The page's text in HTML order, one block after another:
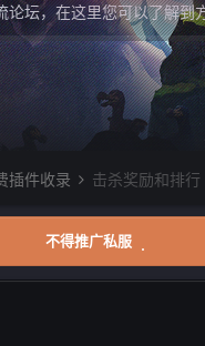
论坛，在这里您可以了解
插件收录 击杀奖励和排行
不得推广私服